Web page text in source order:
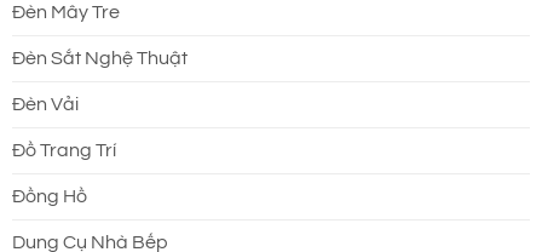
Đèn Mây Tre
Đèn Sắt Nghệ Thuật
Đèn Vải
Đồ Trang Trí
Đồng Hồ
Dung Cụ Nhà Bếp